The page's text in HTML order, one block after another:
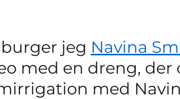
jeg Navina
med en dreng, der
med